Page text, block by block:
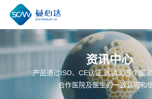
资讯中心
产品通过ISO、CE认证,远销30多个国
合作医院及医生的一致认可和